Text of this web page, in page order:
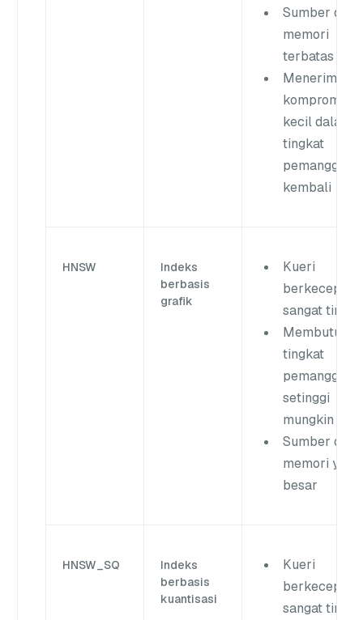
Sumber daya
memori
terbatas
Menerima
kompromi
kecil dalam
tingkat
pemanggilan
kembali
HNSW
Indeks
berbasis
grafik
Kueri
sangat tinggi
tingkat
pemanggilan
setinggi
mungkin
Sumber daya
memori yang
besar
HNSW_SQ
Indeks
berbasis
kuantisasi
Kueri
sangat tinggi